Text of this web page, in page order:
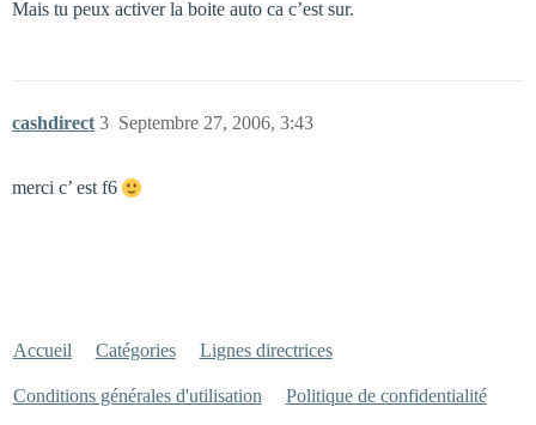
Mais tu peux activer la boite auto ca c’est sur.
cashdirect Septembre 27, 2006, 3:43
3
merci c’ est f6
Accueil Catégories Lignes directrices
Conditions générales d'utilisation Politique de confidentialité